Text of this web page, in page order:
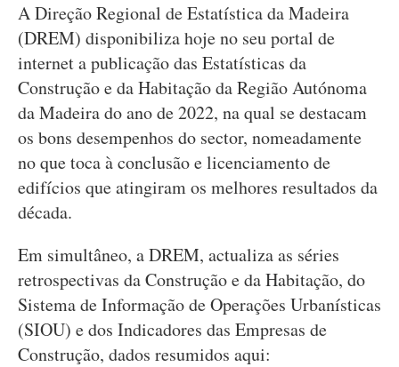
A Direção Regional de Estatística da Madeira
(DREM) disponibiliza hoje no seu portal de
internet a publicação das Estatísticas da
Construção e da Habitação da Região Autónoma
da Madeira do ano de 2022, na qual se destacam
os bons desempenhos do sector, nomeadamente
no que toca à conclusão e licenciamento de
edifícios que atingiram os melhores resultados da
década.
Em simultâneo, a DREM, actualiza as séries
retrospectivas da Construção e da Habitação, do
Sistema de Informação de Operações Urbanísticas
(SIOU) e dos Indicadores das Empresas de
Construção, dados resumidos aqui: